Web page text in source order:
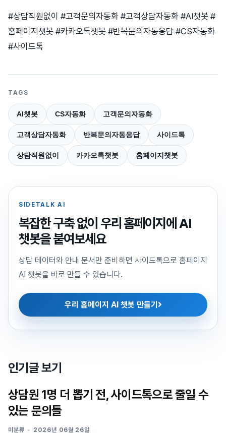
#상담직원없이 #고객문의자동화 #고객상담자동화 #AI챗봇 #
홈페이지챗봇 #카카오톡챗봇 #반복문의자동응답 #CS자동화
#사이드톡
TAGS
AI챗봇 CS자동화 고객문의자동화
고객상담자동화 반복문의자동응답 사이드톡
상담직원없이 카카오톡챗봇 홈페이지챗봇
SIDETALK AI
복잡한 구축 없이 우리 홈페이지에 AI
챗봇을 붙여보세요
상담 데이터와 안내 문서만 준비하면 사이드톡으로 홈페이지
AI 챗봇을 바로 만들 수 있습니다.
우리 홈페이지 AI 챗봇 만들기
인기글 보기
상담원 1명 더 뽑기 전, 사이드톡으로 줄일 수
있는 문의들
미분류 2026년 06월 26일